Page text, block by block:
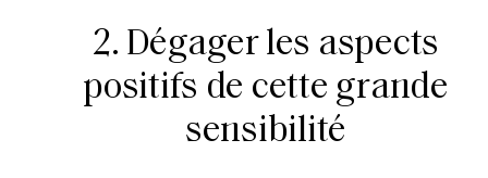
2. Dégager les aspects
positifs de cette grande
sensibilité